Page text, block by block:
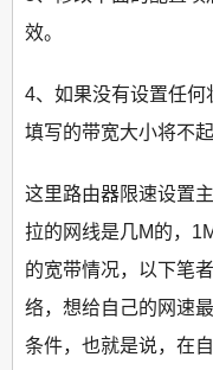
效。
4、如果没有设置任何
填写的带宽大小将不
这里路由器限速设置
拉的网线是几M的，
的宽带情况，以下笔
络，想给自己的网速
条件，也就是说，在